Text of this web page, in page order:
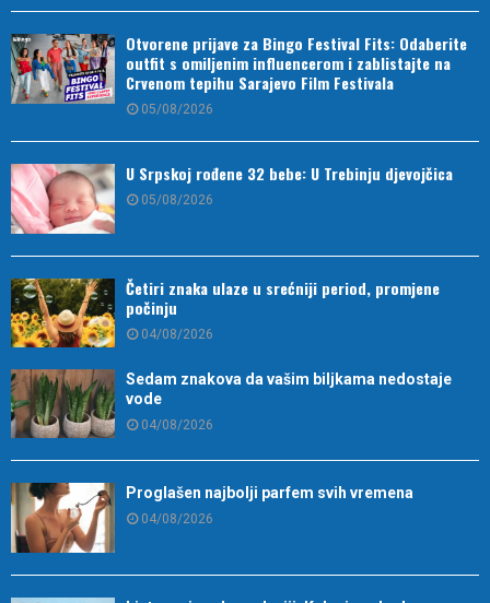
Otvorene prijave za Bingo Festival Fits: Odaberite
outfit s omiljenim influencerom i zablistajte na
Crvenom tepihu Sarajevo Film Festivala
05/08/2026
U Srpskoj rođene 32 bebe: U Trebinju djevojčica
05/08/2026
Četiri znaka ulaze u srećniji period, promjene
počinju
04/08/2026
Sedam znakova da vašim biljkama nedostaje
vode
04/08/2026
Proglašen najbolji parfem svih vremena
04/08/2026